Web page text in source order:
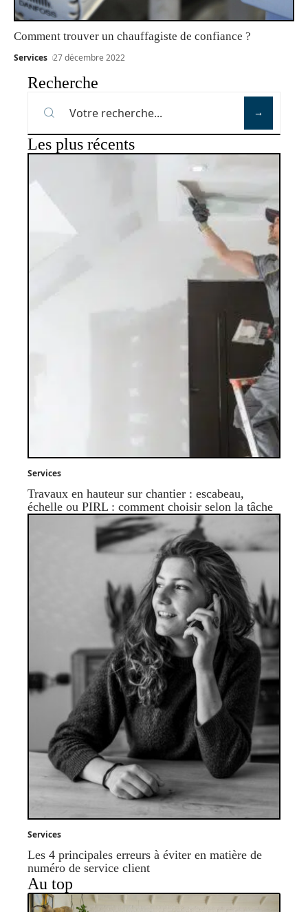
Comment trouver un chauffagiste de confiance ?
Services 27 décembre 2022
Recherche
Les plus récents
Services
Travaux en hauteur sur chantier : escabeau,
échelle ou PIRL : comment choisir selon la tâche
Services
Les 4 principales erreurs à éviter en matière de
numéro de service client
Au top